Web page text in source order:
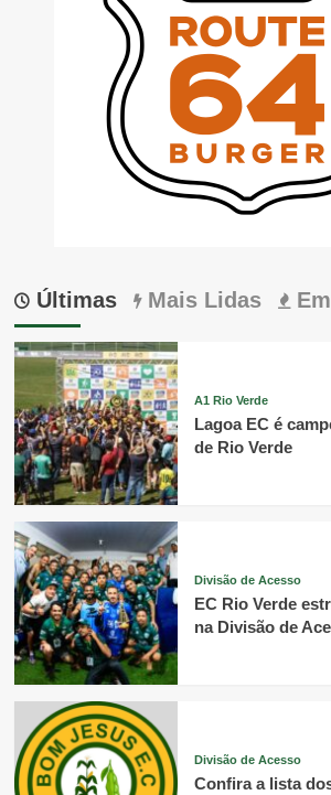
Últimas Mais Lidas
A1 Rio Verde
Lagoa EC é
de Rio Verde
Divisão de Acesso
EC Rio Verde
na Divisão de
Divisão de Acesso
Confira a lista